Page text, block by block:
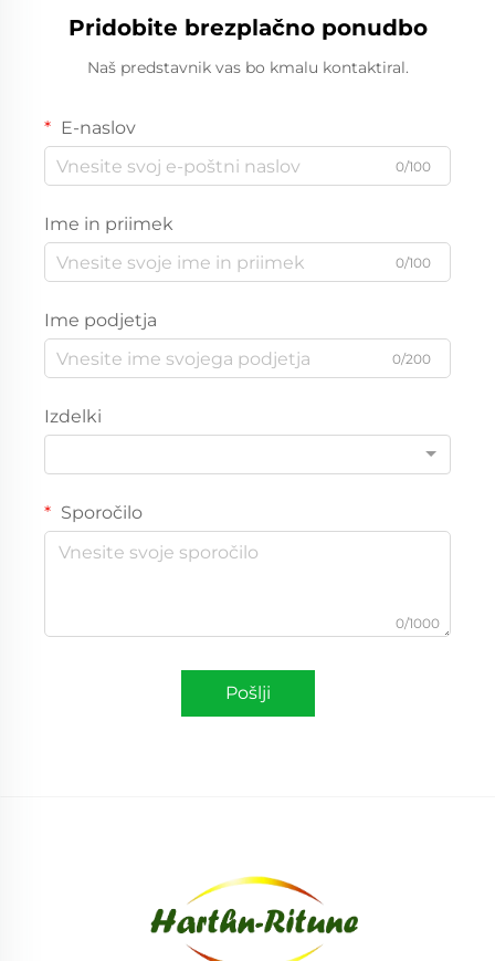
Pridobite brezplačno ponudbo
Naš predstavnik vas bo kmalu kontaktiral.
E-naslov
0/100
Ime in priimek
0/100
Ime podjetja
0/200
Izdelki
Sporočilo
0/1000
Pošlji